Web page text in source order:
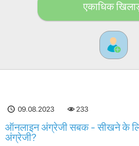
एकाधिक
09.08.2023 233
ऑनलाइन अंग्रेजी सबक - सीखने के
अंग्रेजी?